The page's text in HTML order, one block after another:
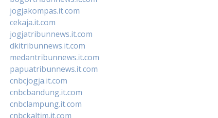
jogjakompas.it.com
cekaja.it.com
jogjatribunnews.it.com
dkitribunnews.it.com
medantribunnews.it.com
papuatribunnews.it.com
cnbcjogja.it.com
cnbcbandung.it.com
cnbclampung.it.com
cnbckaltim.it.com